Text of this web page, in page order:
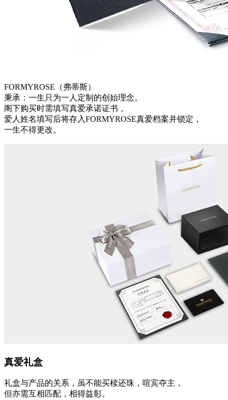
FORMYROSE（弗蒂斯）
秉承：一生只为一人定制的创始理念。
阁下购买时需填写真爱承诺证书，
爱人姓名填写后将存入FORMYROSE真爱档案并锁定，
一生不得更改。
真爱礼盒
礼盒与产品的关系，虽不能买椟还珠，喧宾夺主，
但亦需互相匹配，相得益彰。